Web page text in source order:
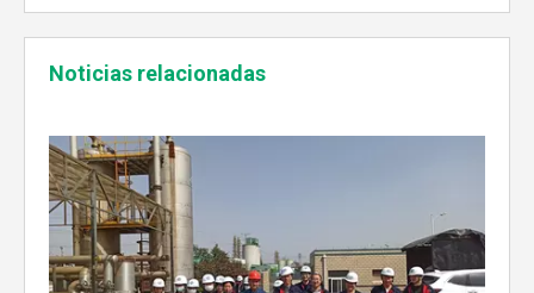
Noticias relacionadas
Enshi: El destino perfecto para el viaje de Team Building Weyeah
A mediados de julio de 2023, Weyeah poder todo el